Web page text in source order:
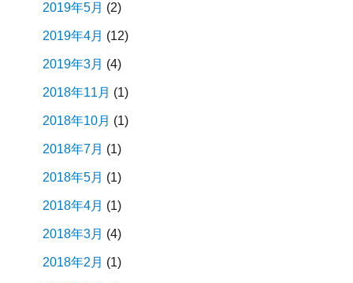
2019年5月 (2)
2019年4月 (12)
2019年3月 (4)
2018年11月 (1)
2018年10月 (1)
2018年7月 (1)
2018年5月 (1)
2018年4月 (1)
2018年3月 (4)
2018年2月 (1)